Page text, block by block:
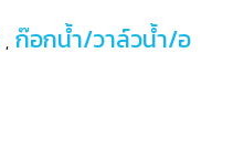
, ก๊อกน้ำ/วาล์วน้ำ/อ